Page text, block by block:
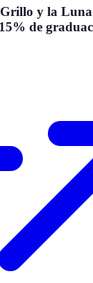
y la
de